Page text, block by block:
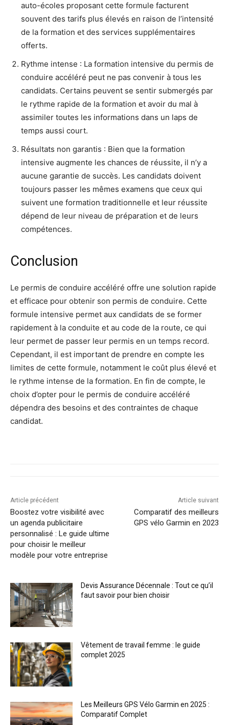
auto-écoles proposant cette formule facturent
souvent des tarifs plus élevés en raison de l’intensité
de la formation et des services supplémentaires
offerts.
Rythme intense : La formation intensive du permis de
conduire accéléré peut ne pas convenir à tous les
candidats. Certains peuvent se sentir submergés par
le rythme rapide de la formation et avoir du mal à
assimiler toutes les informations dans un laps de
temps aussi court.
Résultats non garantis : Bien que la formation
intensive augmente les chances de réussite, il n’y a
aucune garantie de succès. Les candidats doivent
toujours passer les mêmes examens que ceux qui
suivent une formation traditionnelle et leur réussite
dépend de leur niveau de préparation et de leurs
compétences.
Conclusion
Le permis de conduire accéléré offre une solution rapide
et efficace pour obtenir son permis de conduire. Cette
formule intensive permet aux candidats de se former
rapidement à la conduite et au code de la route, ce qui
leur permet de passer leur permis en un temps record.
Cependant, il est important de prendre en compte les
limites de cette formule, notamment le coût plus élevé et
le rythme intense de la formation. En fin de compte, le
choix d’opter pour le permis de conduire accéléré
dépendra des besoins et des contraintes de chaque
candidat.
Article précédent
Boostez votre visibilité avec
un agenda publicitaire
personnalisé : Le guide ultime
pour choisir le meilleur
modèle pour votre entreprise
Article suivant
Comparatif des meilleurs
GPS vélo Garmin en 2023
Devis Assurance Décennale : Tout ce qu’il
faut savoir pour bien choisir
Vêtement de travail femme : le guide
complet 2025
Les Meilleurs GPS Vélo Garmin en 2025 :
Comparatif Complet